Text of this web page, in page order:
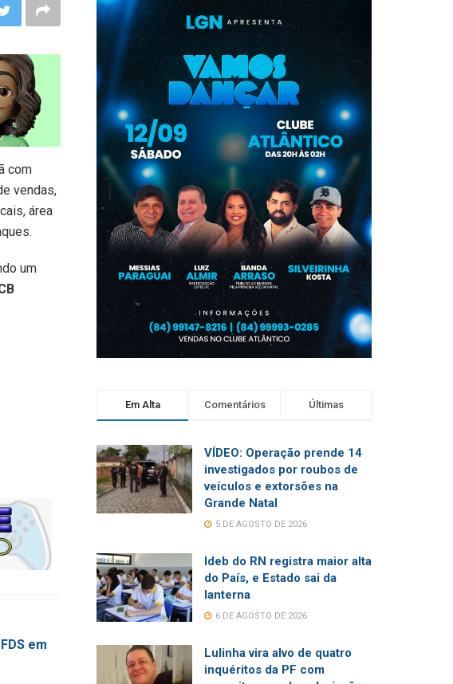
com
vendas,
área
um
em
Em Alta Comentários Últimas
VÍDEO: Operação prende 14
investigados por roubos de
veículos e extorsões na
Grande Natal
5 DE AGOSTO DE 2026
Ideb do RN registra maior alta
do País, e Estado sai da
lanterna
6 DE AGOSTO DE 2026
Lulinha vira alvo de quatro
inquéritos da PF com